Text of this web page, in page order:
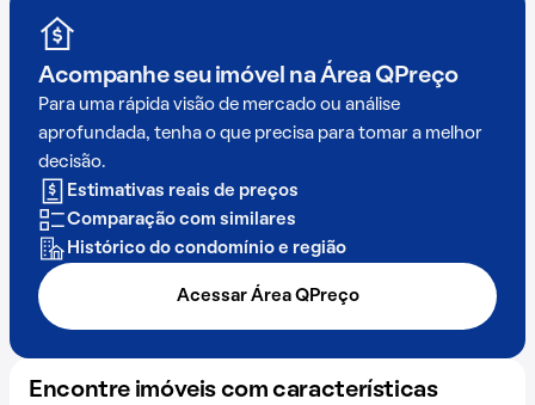
Acompanhe seu imóvel na Área QPreço
Para uma rápida visão de mercado ou análise
aprofundada, tenha o que precisa para tomar a melhor
decisão.
Estimativas reais de preços
Comparação com similares
Histórico do condomínio e região
Acessar Área QPreço
Encontre imóveis com características